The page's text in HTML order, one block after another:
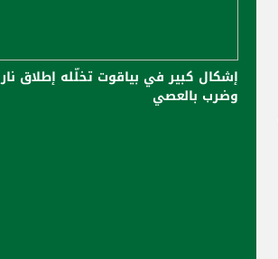
إشكال كبير في بياقوت تخلّله إطلاق نار
وضرب بالعصي